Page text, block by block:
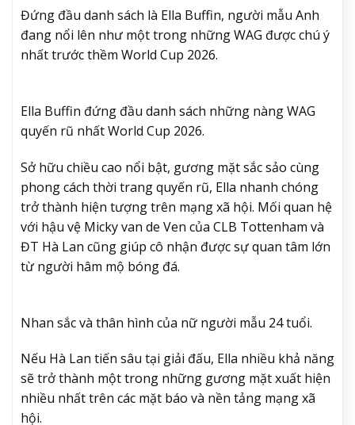
Đứng đầu danh sách là Ella Buffin, người mẫu Anh
đang nổi lên như một trong những WAG được chú ý
nhất trước thềm World Cup 2026.
Ella Buffin đứng đầu danh sách những nàng WAG
quyến rũ nhất World Cup 2026.
Sở hữu chiều cao nổi bật, gương mặt sắc sảo cùng
phong cách thời trang quyến rũ, Ella nhanh chóng
trở thành hiện tượng trên mạng xã hội. Mối quan hệ
với hậu vệ Micky van de Ven của CLB Tottenham và
ĐT Hà Lan cũng giúp cô nhận được sự quan tâm lớn
từ người hâm mộ bóng đá.
Nhan sắc và thân hình của nữ người mẫu 24 tuổi.
Nếu Hà Lan tiến sâu tại giải đấu, Ella nhiều khả năng
sẽ trở thành một trong những gương mặt xuất hiện
nhiều nhất trên các mặt báo và nền tảng mạng xã
hội.